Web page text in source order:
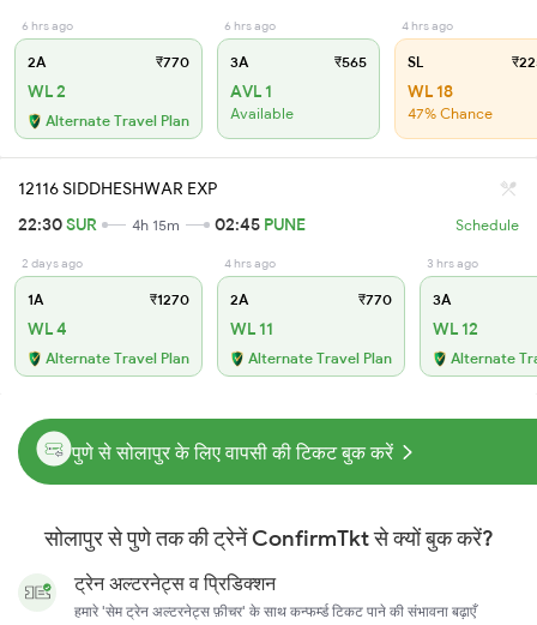
6 hrs ago
2A ₹770
WL 2
Alternate Travel Plan
6 hrs ago
3A ₹565
AVL 1
Available
4 hrs ago
SL
WL 18
47% Chance
12116 SIDDHESHWAR EXP
22:30SUR 4h 15m 02:45 PUNE Schedule
2 days ago
1A ₹1270
WL 4
Alternate Travel Plan
4 hrs ago
2A ₹770
WL 11
Alternate Travel Plan
3 hrs ago
3A
WL 12
Alternate
पुणे से सोलापुर के लिए वापसी की टिकट बुक करें
सोलापुर से पुणे तक की ट्रेनें ConfirmTkt से क्यों बुक करें?
ट्रेन अल्टरनेट्स व प्रिडिक्शन
हमारे 'सेम ट्रेन अल्टरनेट्स फ़ीचर' के साथ कन्फर्म्ड टिकट पाने की संभावना बढ़ाएँ